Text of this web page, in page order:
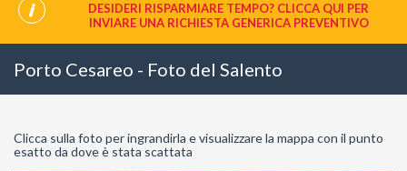
DESIDERI RISPARMIARE TEMPO? CLICCA QUI PER
INVIARE UNA RICHIESTA GENERICA PREVENTIVO
Porto Cesareo - Foto del Salento
Clicca sulla foto per ingrandirla e visualizzare la mappa con il punto
esatto da dove è stata scattata